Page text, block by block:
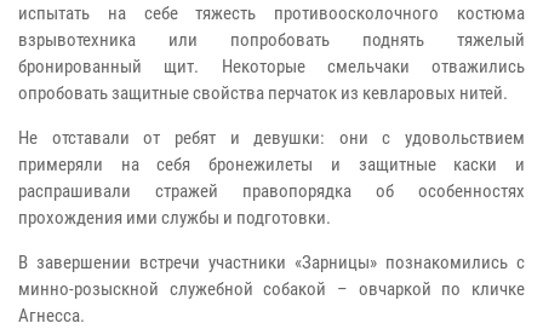
испытать на себе тяжесть противоосколочного костюма
взрывотехника или попробовать поднять тяжелый
бронированный щит. Некоторые смельчаки отважились
опробовать защитные свойства перчаток из кевларовых нитей.
Не отставали от ребят и девушки: они с удовольствием
примеряли на себя бронежилеты и защитные каски и
распрашивали стражей правопорядка об особенностях
прохождения ими службы и подготовки.
В завершении встречи участники «Зарницы» познакомились с
минно-розыскной служебной собакой – овчаркой по кличке
Агнесса.